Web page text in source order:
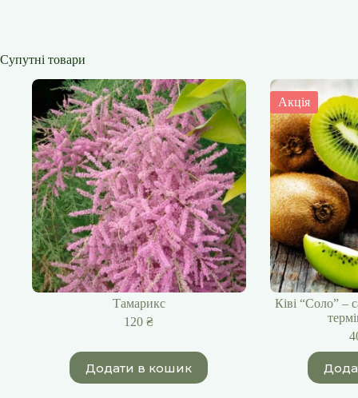
Супутні товари
Тамарикс
120₴
Додати в кошик
Акція
Ківі “Cоло” –